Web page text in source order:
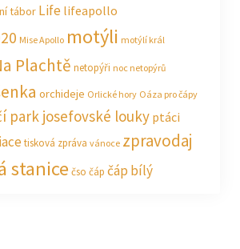
tábor Life lifeapollo
Mise Apollo motýli motýlí král
Plachtě netopýři noc netopýrů
orchideje Orlické hory Oáza pro čápy
park josefovské louky ptáci
tisková zpráva vánoce zpravodaj
stanice čso čáp čáp bílý